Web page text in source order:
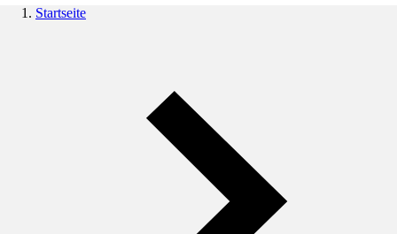
Startseite